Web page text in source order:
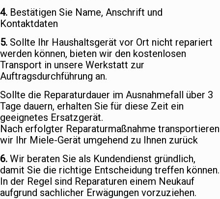
4. Bestätigen Sie Name, Anschrift und
Kontaktdaten
5. Sollte Ihr Haushaltsgerät vor Ort nicht repariert
werden können, bieten wir den kostenlosen
Transport in unsere Werkstatt zur
Auftragsdurchführung an.
Sollte die Reparaturdauer im Ausnahmefall über 3
Tage dauern, erhalten Sie für diese Zeit ein
geeignetes Ersatzgerät.
Nach erfolgter Reparaturmaßnahme transportieren
wir Ihr Miele-Gerät umgehend zu Ihnen zurück
6. Wir beraten Sie als Kundendienst gründlich,
damit Sie die richtige Entscheidung treffen können.
In der Regel sind Reparaturen einem Neukauf
aufgrund sachlicher Erwägungen vorzuziehen.